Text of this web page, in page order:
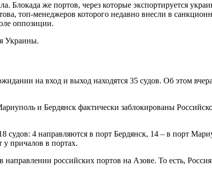
Блокада же портов, через которые экспортируется
топ-менеджеров которого недавно внесли в
оппозиции.
Украины.
на вход и выход находятся 35 судов. Об этом
и Бердянск фактически заблокированы
4 направляются в порт Бердянск, 14 – в порт
у причалов в портах.
российских портов на Азове. То есть,